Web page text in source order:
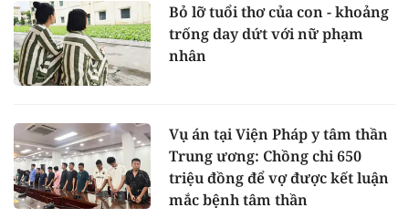
Bỏ lỡ tuổi thơ của con - khoảng
trống day dứt với nữ phạm
nhân
Vụ án tại Viện Pháp y tâm thần
Trung ương: Chồng chi 650
triệu đồng để vợ được kết luận
mắc bệnh tâm thần